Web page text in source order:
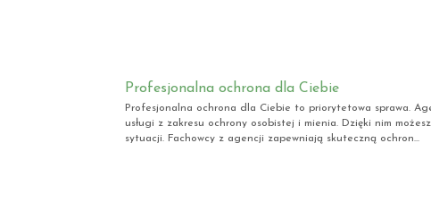
Profesjonalna ochrona dla Ciebie
Profesjonalna ochrona dla Ciebie to priorytetowa sprawa.
usługi z zakresu ochrony osobistej i mienia. Dzięki nim
sytuacji. Fachowcy z agencji zapewniają skuteczną ochron...